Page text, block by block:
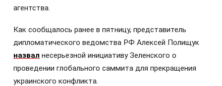
агентства.
Как сообщалось ранее в пятницу, представитель
дипломатического ведомства РФ Алексей Полищук
назвал несерьезной инициативу Зеленского о
проведении глобального саммита для прекращения
украинского конфликта.